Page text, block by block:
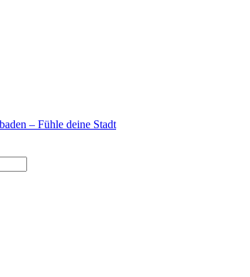
– Fühle deine Stadt